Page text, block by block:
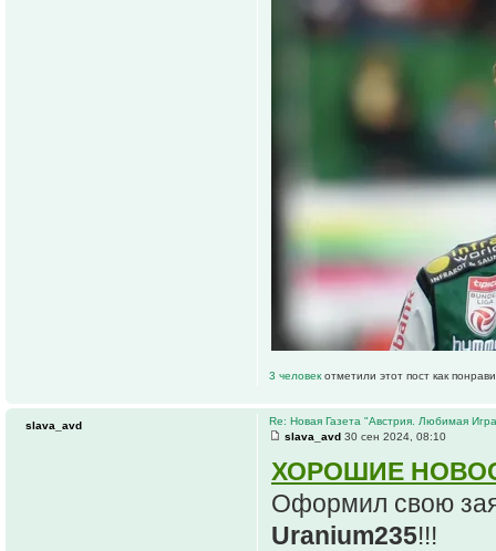
3 человек отметили этот пост как
Re: Новая Газета "Австрия. Любимая
slava_avd 30 сен 2024, 08:10
ХОРОШИЕ
Оформил свою
Uranium235!!!
slava_avd